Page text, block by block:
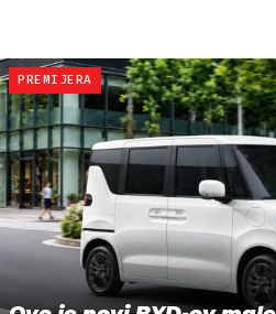
PREMIJERA